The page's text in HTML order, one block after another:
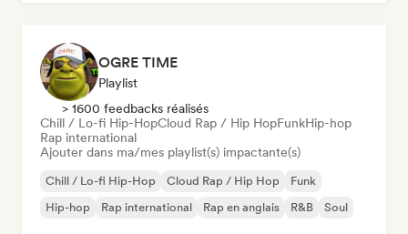
OGRE TIME
Playlist
> 1600 feedbacks réalisés
Chill / Lo-fi Hip-HopCloud Rap / Hip HopFunkHip-hop
Rap international
Ajouter dans ma/mes playlist(s) impactante(s)
Chill / Lo-fi Hip-Hop Cloud Rap / Hip Hop
Funk
Hip-hop
Rap international Rap en anglais R&B Soul